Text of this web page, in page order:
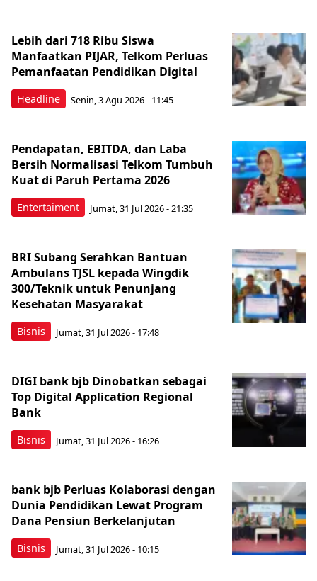
Headline
Lebih dari 718 Ribu Siswa
Manfaatkan PIJAR, Telkom Perluas
Pemanfaatan Pendidikan Digital
Senin, 3 Agu 2026 - 11:45
Entertaiment
Pendapatan, EBITDA, dan Laba
Bersih Normalisasi Telkom Tumbuh
Kuat di Paruh Pertama 2026
Jumat, 31 Jul 2026 - 21:35
Bisnis
BRI Subang Serahkan Bantuan
Ambulans TJSL kepada Wingdik
300/Teknik untuk Penunjang
Kesehatan Masyarakat
Jumat, 31 Jul 2026 - 17:48
Bisnis
DIGI bank bjb Dinobatkan sebagai
Top Digital Application Regional
Bank
Jumat, 31 Jul 2026 - 16:26
Bisnis
bank bjb Perluas Kolaborasi dengan
Dunia Pendidikan Lewat Program
Dana Pensiun Berkelanjutan
Jumat, 31 Jul 2026 - 10:15